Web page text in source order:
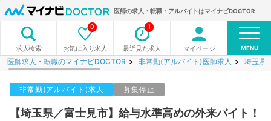
医師の求人・転職・アルバイトはマイナビDOCTOR
求人検索 お気に入り求人
0
最近見た求人
1
マイページ MENU
医師求人・転職のマイナビDOCTOR 非常勤(アルバイト)医師求人 埼玉県
非常勤(アルバイト)求人 募集停止
【埼玉県／富士見市】給与水準高めの外来バイト！